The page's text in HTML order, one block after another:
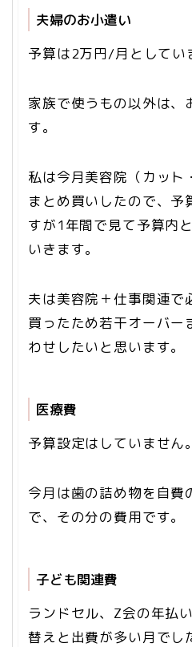
夫婦のお小遣い
予算は2万円/月としてい
家族で使うもの以外は、
す。
私は今月美容院（カット
まとめ買いしたので、予
すが1年間で見て予算内
いきます。
夫は美容院＋仕事関連で
買ったため若干オーバー
わせしたいと思います。
医療費
予算設定はしていません。
今月は歯の詰め物を自費
で、その分の費用です。
子ども関連費
ランドセル、Z会の年払
替えと出費が多い月でし